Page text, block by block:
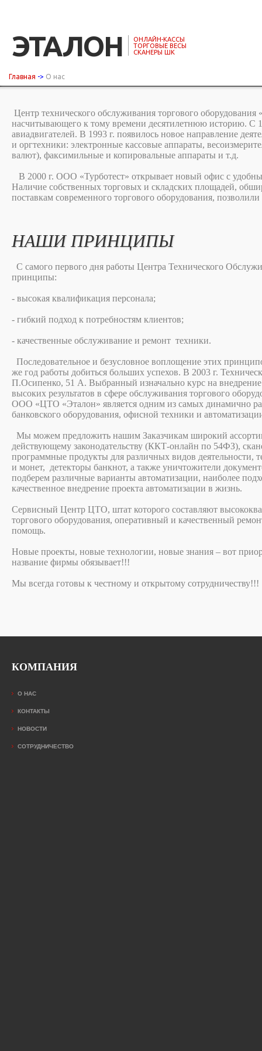
ЭТАЛОН
ОНЛАЙН-КАССЫ
ТОРГОВЫЕ ВЕСЫ
СКАНЕРЫ ШК
Главная -> О нас
Центр технического обслуживания торгового
насчитывающего к тому времени десятилетнюю историю. С
авиадвигателей. В 1993 г. появилось новое направление
и оргтехники: электронные кассовые аппараты,
валют), факсимильные и копировальные аппараты и т.д.
В 2000 г. ООО «Турботест» открывает новый офис с
Наличие собственных торговых и складских площадей,
поставкам современного торгового оборудования,
НАШИ ПРИНЦИПЫ
С самого первого дня работы Центра Технического
принципы:
- высокая квалификация персонала;
- гибкий подход к потребностям клиентов;
- качественные обслуживание и ремонт техники.
Последовательное и безусловное воплощение этих
же год работы добиться больших успехов. В 2003 г.
П.Осипенко, 51 А. Выбранный изначально курс на
высоких результатов в сфере обслуживания торгового
ООО «ЦТО «Эталон» является одним из самых динамично
банковского оборудования, офисной техники и
Мы можем предложить нашим Заказчикам широкий
действующему законодательству (ККТ-онлайн по 54ФЗ),
программные продукты для различных видов деятельности,
и монет, детекторы банкнот, а также уничтожители
подберем различные варианты автоматизации, наиболее
качественное внедрение проекта автоматизации в жизнь.
Сервисный Центр ЦТО, штат которого составляют
торгового оборудования, оперативный и качественный
помощь.
Новые проекты, новые технологии, новые знания – вот
название фирмы обязывает!!!
Мы всегда готовы к честному и открытому сотрудничеству!!!
КОМПАНИЯ
О НАС
КОНТАКТЫ
НОВОСТИ
СОТРУДНИЧЕСТВО